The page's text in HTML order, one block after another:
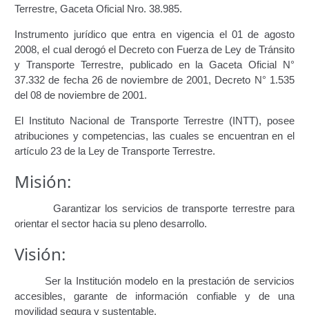
Búsqueda Predictiva Woocommerce
Certificación de Datos para Efectos Consulares con
Apostilla Electrónica – Servicio Frecuente
Certificación Provisional de Prestación del Servicio de
Transporte Público de Personas Modalidad Periférico
Frecuente
Consultas Privadas
Educación Vial
Escuelas del Transporte e Instructores de Manejo
Terrestre, Gaceta Oficial Nro. 38.985.
Instrumento jurídico que entra en vigencia el 01 de agosto
2008, el cual derogó el Decreto con Fuerza de Ley de Tránsito
y Transporte Terrestre, publicado en la Gaceta Oficial N°
37.332 de fecha 26 de noviembre de 2001, Decreto N° 1.535
del08 de noviembre de 2001.
El Instituto Nacional de Transporte Terrestre (INTT), posee
atribuciones y competencias, las cuales se encuentran en el
artículo 23 de la Ley de Transporte Terrestre.
Misión:
Garantizar los servicios de transporte terrestre para
orientar el sector hacia su pleno desarrollo.
Visión:
Ser la Institución modelo en la prestación de servicios
accesibles, garante de información confiable y de una
movilidad segura y sustentable.